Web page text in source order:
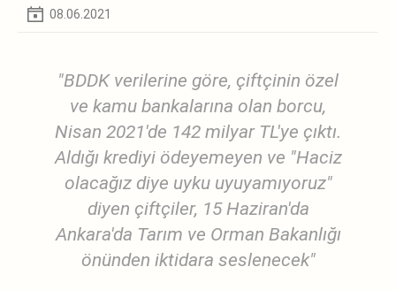
08.06.2021
"BDDK verilerine göre, çiftçinin özel
ve kamu bankalarına olan borcu,
Nisan 2021'de 142 milyar TL'ye çıktı.
Aldığı krediyi ödeyemeyen ve "Haciz
olacağız diye uyku uyuyamıyoruz"
diyen çiftçiler, 15 Haziran'da
Ankara'da Tarım ve Orman Bakanlığı
önünden iktidara seslenecek"